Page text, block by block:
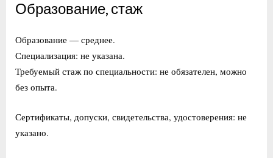
Образование, стаж
Образование — среднее.
Специализация: не указана.
Требуемый стаж по специальности: не обязателен, можно
без опыта.
Сертификаты, допуски, свидетельства, удостоверения: не
указано.